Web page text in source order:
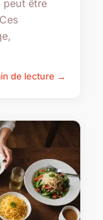
peut être
de lecture →